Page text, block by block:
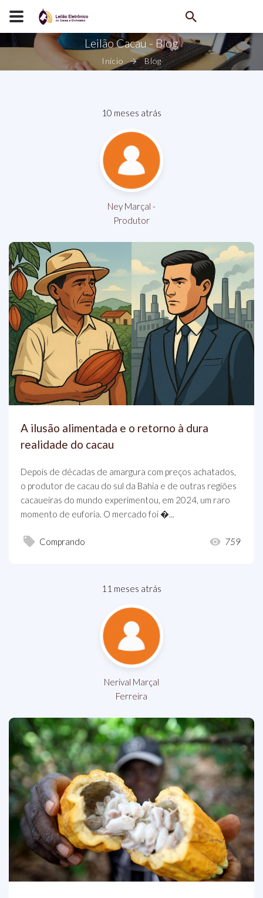
Leilão Cacau - Blog
Início Blog
10 meses atrás
Ney Marçal -
Produtor
A ilusão alimentada e o retorno à dura
realidade do cacau
Depois de décadas de amargura com preços achatados,
o produtor de cacau do sul da Bahia e de outras regiões
cacaueiras do mundo experimentou, em 2024, um raro
momento de euforia. O mercado foi �...
Comprando 759
11 meses atrás
Nerival Marçal
Ferreira